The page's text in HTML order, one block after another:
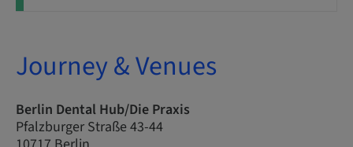
Journey & Venues
Berlin Dental Hub/Die Praxis
Pfalzburger Straße 43-44